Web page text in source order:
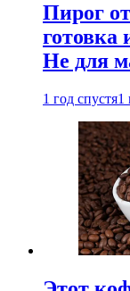
Пирог
готовка
Не для
1 год спустя1